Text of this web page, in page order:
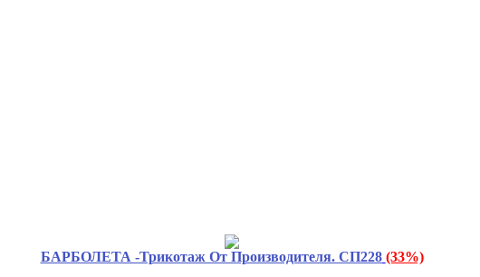
БАРБОЛЕТА -Трикотаж От Производителя. СП228 (33%)